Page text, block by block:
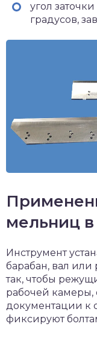
угол
градусов,
мельниц
Инструмент
барабан, вал или
так, чтобы
рабочей камеры,
документации к
фиксируют